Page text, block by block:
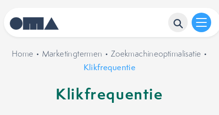
Home • Marketingtermen • Zoekmachineoptimalisatie •
Klikfrequentie
Klikfrequentie